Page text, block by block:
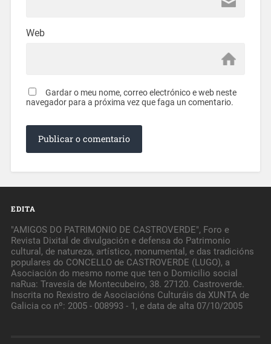
Web
Gardar o meu nome, correo electrónico e web neste
navegador para a próxima vez que faga un comentario.
EDITA
"AMIGOS DO PATRIMONIO DE CASTROVERDE", Foro e
Revista Dixital de divulgación e defensa do Patrimonio
cultural, de natureza, artístico, monumental, e das tradicións
populares do CONCELLO de CASTROVERDE (LUGO), a
Asociación do mesmo nome que ten o Domicilio social
naRua: Travesía de Montecubeiro, 38. 27120. Castroverde.
Inscrita no Rexistro de Asociacións Culturáis da XUNTA de
Galicia co nº: 2005 - 008993 - 1, e data de alta 07/10/2005